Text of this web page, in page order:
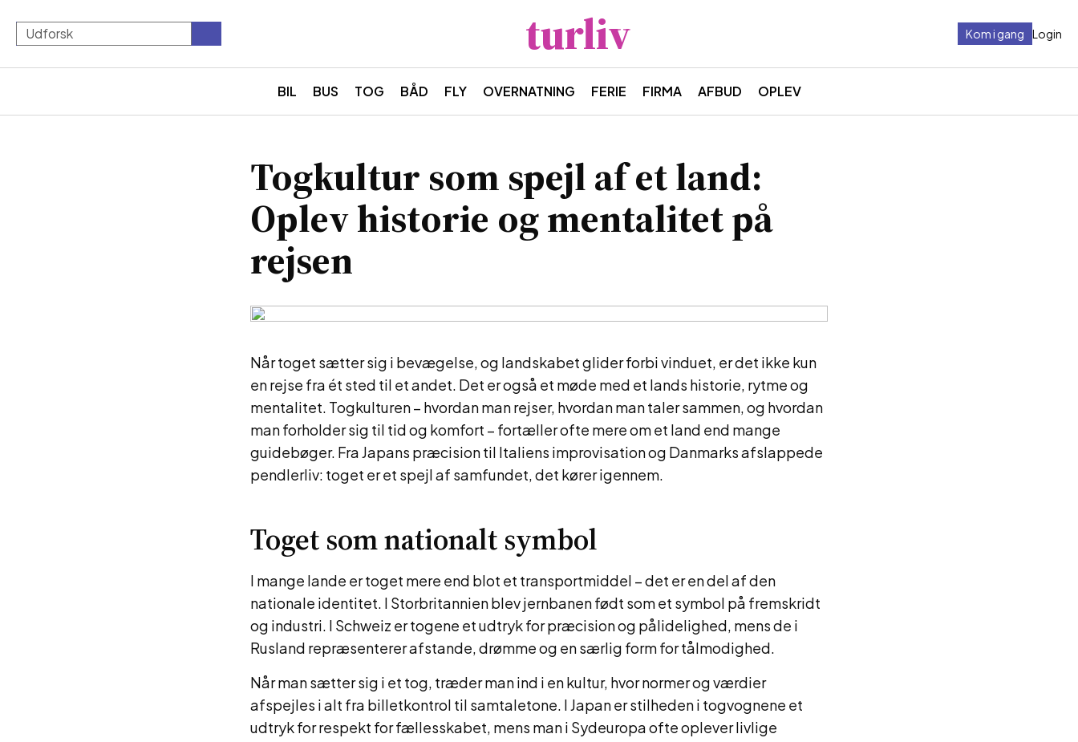
turliv Login
Kom i gang
BIL BUS TOG BÅD FLY OVERNATNING FERIE FIRMA AFBUD OPLEV
Togkultur som spejl af et land:
Oplev historie og mentalitet på
rejsen
Når toget sætter sig i bevægelse, og landskabet glider forbi vinduet, er det ikke kun
en rejse fra ét sted til et andet. Det er også et møde med et lands historie, rytme og
mentalitet. Togkulturen – hvordan man rejser, hvordan man taler sammen, og hvordan
man forholder sig til tid og komfort – fortæller ofte mere om et land end mange
guidebøger. Fra Japans præcision til Italiens improvisation og Danmarks afslappede
pendlerliv: toget er et spejl af samfundet, det kører igennem.
Toget som nationalt symbol
I mange lande er toget mere end blot et transportmiddel – det er en del af den
nationale identitet. I Storbritannien blev jernbanen født som et symbol på fremskridt
og industri. I Schweiz er togene et udtryk for præcision og pålidelighed, mens de i
Rusland repræsenterer afstande, drømme og en særlig form for tålmodighed.
Når man sætter sig i et tog, træder man ind i en kultur, hvor normer og værdier
afspejles i alt fra billetkontrol til samtaletone. I Japan er stilheden i togvognene et
udtryk for respekt for fællesskabet, mens man i Sydeuropa ofte oplever livlige